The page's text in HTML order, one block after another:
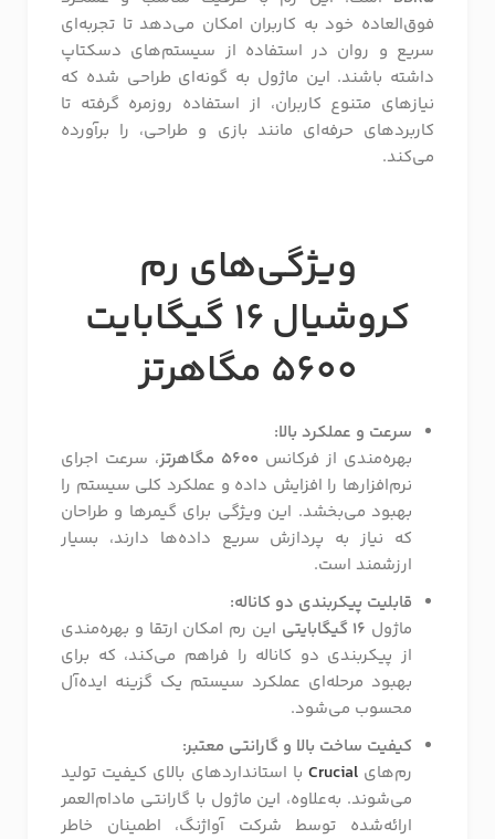
فوق‌العاده خود به کاربران امکان می‌دهد تا تجربه‌ای
سریع و روان در استفاده از سیستم‌های دسکتاپ
داشته باشند. این ماژول به گونه‌ای طراحی شده که
نیازهای متنوع کاربران، از استفاده روزمره گرفته تا
کاربردهای حرفه‌ای مانند بازی و طراحی، را برآورده
می‌کند.
ویژگی‌های رم
کروشیال16 گیگابایت
5600 مگاهرتز
سرعت و عملکرد بالا:
بهره‌مندی از فرکانس 5600 مگاهرتز
، سرعت اجرای
نرم‌افزارها را افزایش داده و عملکرد کلی سیستم را
بهبود می‌بخشد. این ویژگی برای گیمرها و طراحان
که نیاز به پردازش سریع داده‌ها دارند، بسیار
ارزشمند است.
قابلیت پیکربندی دو کاناله:
ماژول 16 گیگابایتی
این رم امکان ارتقا و بهره‌مندی
از پیکربندی دو کاناله را فراهم می‌کند، که برای
بهبود مرحله‌ای عملکرد سیستم یک گزینه ایده‌آل
محسوب می‌شود.
کیفیت ساخت بالا و گارانتی معتبر:
رم‌هایCrucial با استانداردهای بالای کیفیت تولید
می‌شوند. به‌علاوه، این ماژول با گارانتی مادام‌العمر
ارائه‌شده توسط شرکت آواژنگ، اطمینان خاطر